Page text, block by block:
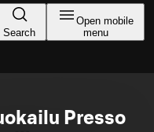
Search
Open mobile
menu
Presso